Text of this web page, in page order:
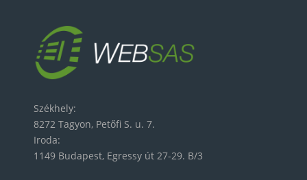
Székhely:
8272 Tagyon, Petőfi S. u. 7.
Iroda:
1149 Budapest, Egressy út 27-29. B/3